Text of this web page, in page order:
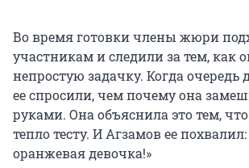
Во время готовки члены жюри
участникам и следили за тем, как
непростую задачку. Когда
ее спросили, чем почему она
руками. Она объяснила это тем,
тепло тесту. И Агзамов ее
оранжевая девочка!»